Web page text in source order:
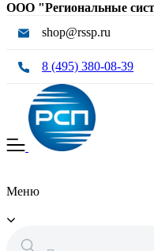
ООО "Региональные
shop@rssp.ru
8 (495) 380-08-39
Меню